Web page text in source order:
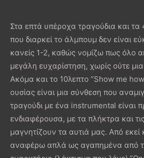
Στα επτά υπέροχα τραγούδια και τα
που διαρκεί το άλμπουμ δεν είναι
κανείς 1-2, καθώς νομίζω πως όλο
μεγάλη ευχαρίστηση, χωρίς ούτε
Ακόμα και το 10λεπτο ”Show me
ουσίας είναι μια σύνθεση που
τραγούδι με ένα instrumental είναι
ενδιαφέρουσα, με τα πλήκτρα και
μαγνητίζουν τα αυτιά μας. Από εκεί
αναφέρω απλά ως αγαπημένα από